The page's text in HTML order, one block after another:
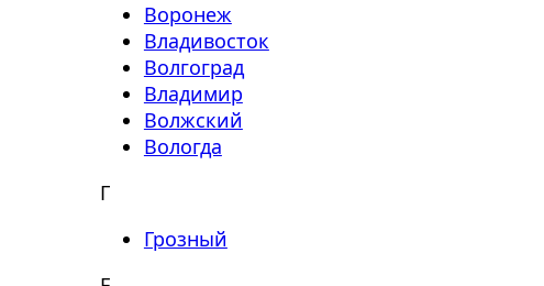
Воронеж
Владивосток
Волгоград
Владимир
Волжский
Вологда
Г
Грозный